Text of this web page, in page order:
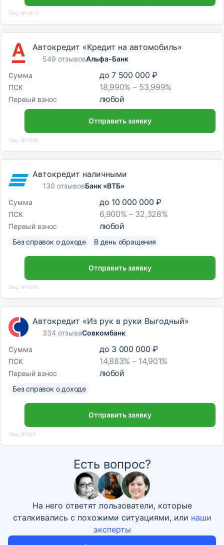
Лиц. №2673
Автокредит «Кредит на автомобиль»
549 отзывовАльфа-Банк
Сумма
до 7 500 000 ₽
ПСК 18,990% – 53,999%
Первый взнос любой
Отправить заявку
Лиц. №1326
Автокредит наличными
130 отзывовБанк «ВТБ»
Сумма
до 10 000 000 ₽
ПСК 6,900% – 32,328%
Первый взнос любой
Без справок о доходе В день обращения
Отправить заявку
Лиц. №1000
Автокредит «Из рук в руки Выгодный»
334 отзываСовкомбанк
Сумма
до 3 000 000 ₽
ПСК 14,883% – 14,901%
Первый взнос любой
Без справок о доходе
Отправить заявку
Лиц. №963
Есть вопрос?
На него ответят пользователи, которые
сталкивались с похожими ситуациями, или наши
эксперты